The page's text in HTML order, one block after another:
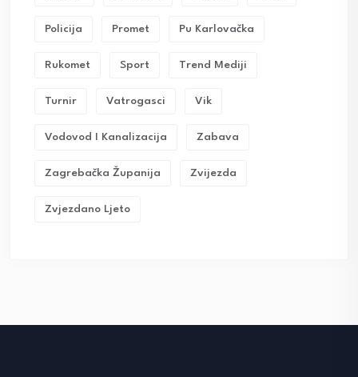
Policija Promet Pu Karlovačka
Rukomet Sport Trend Mediji
Turnir Vatrogasci Vik
Vodovod I Kanalizacija Zabava
Zagrebačka Županija Zvijezda
Zvjezdano Ljeto